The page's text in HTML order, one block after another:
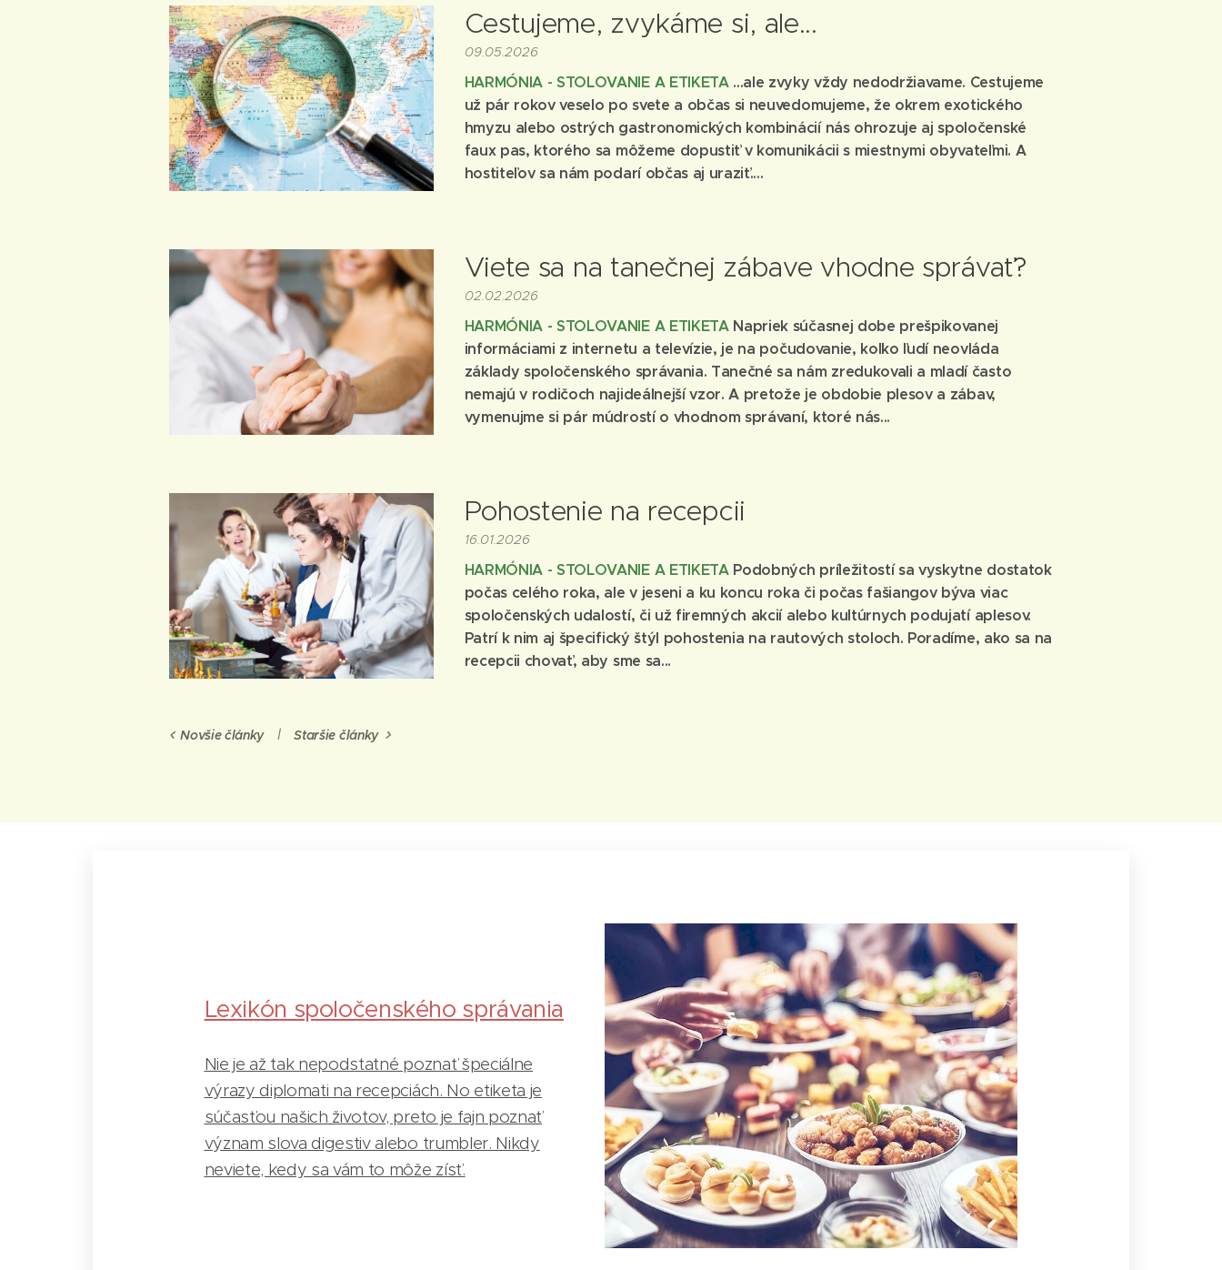
Cestujeme, zvykáme si, ale...
09.05.2026
HARMÓNIA - STOLOVANIE A ETIKETA ...ale zvyky vždy nedodržiavame. Cestujeme
už pár rokov veselo po svete a občas si neuvedomujeme, že okrem exotického
hmyzu alebo ostrých gastronomických kombinácií nás ohrozuje aj spoločenské
faux pas, ktorého sa môžeme dopustiť v komunikácii s miestnymi obyvateľmi. A
hostiteľov sa nám podarí občas aj uraziť....
Viete sa na tanečnej zábave vhodne správať?
02.02.2026
HARMÓNIA - STOLOVANIE A ETIKETA Napriek súčasnej dobe prešpikovanej
informáciami z internetu a televízie, je na počudovanie, koľko ľudí neovláda
základy spoločenského správania. Tanečné sa nám zredukovali a mladí často
nemajú v rodičoch najideálnejší vzor. A pretože je obdobie plesov a zábav,
vymenujme si pár múdrostí o vhodnom správaní, ktoré nás...
Pohostenie na recepcii
16.01.2026
HARMÓNIA - STOLOVANIE A ETIKETA Podobných príležitostí sa vyskytne dostatok
počas celého roka, ale v jeseni a ku koncu roka či počas fašiangov býva viac
spoločenských udalostí, či už firemných akcií alebo kultúrnych podujatí aplesov.
Patrí k nim aj špecifický štýl pohostenia na rautových stoloch. Poradíme, ako sa na
recepcii chovať, aby sme sa...
Novšie články Staršie články
Lexikón spoločenského správania
Nie je až tak nepodstatné poznať špeciálne
výrazy diplomati na recepciách. No etiketa je
súčasťou našich životov, preto je fajn poznať
význam slova digestiv alebo trumbler. Nikdy
neviete, kedy sa vám to môže zísť.